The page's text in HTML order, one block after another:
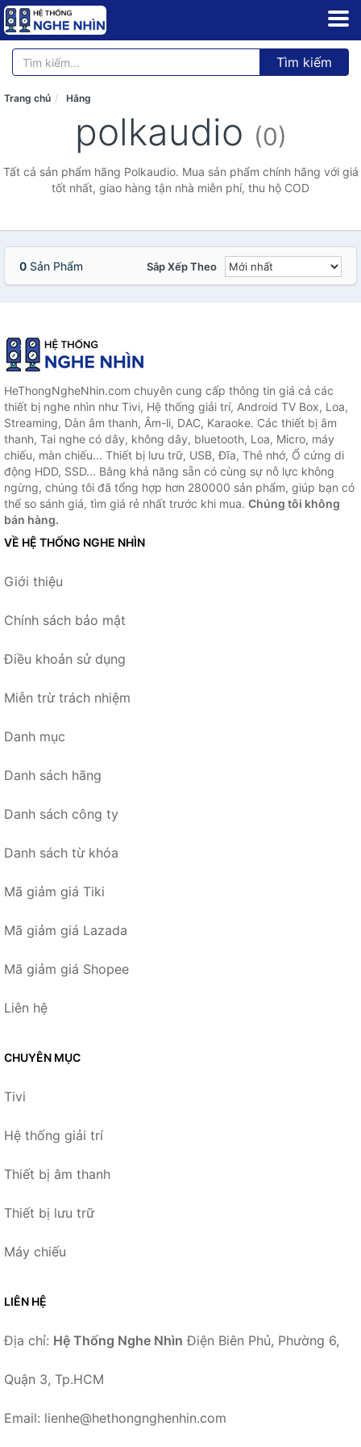
Tìm kiếm
Trang chủ Hãng
polkaudio (0)
Tất cả sản phẩm hãng Polkaudio. Mua sản phẩm chính hãng với giá
tốt nhất, giao hàng tận nhà miễn phí, thu hộ COD
0 Sản Phẩm Sắp Xếp Theo
HeThongNgheNhin.com chuyên cung cấp thông tin giá cả các
thiết bị nghe nhìn như Tivi, Hệ thống giải trí, Android TV Box, Loa,
Streaming, Dàn âm thanh, Âm-li, DAC, Karaoke. Các thiết bị âm
thanh, Tai nghe có dây, không dây, bluetooth, Loa, Micro, máy
chiếu, màn chiếu... Thiết bị lưu trữ, USB, Đĩa, Thẻ nhớ, Ổ cứng di
động HDD, SSD... Bằng khả năng sẵn có cùng sự nỗ lực không
ngừng, chúng tôi đã tổng hợp hơn 280000 sản phẩm, giúp bạn có
thể so sánh giá, tìm giá rẻ nhất trước khi mua. Chúng tôi không
bán hàng.
VỀ HỆ THỐNG NGHE NHÌN
Giới thiệu
Chính sách bảo mật
Điều khoản sử dụng
Miễn trừ trách nhiệm
Danh mục
Danh sách hãng
Danh sách công ty
Danh sách từ khóa
Mã giảm giá Tiki
Mã giảm giá Lazada
Mã giảm giá Shopee
Liên hệ
CHUYÊN MỤC
Tivi
Hệ thống giải trí
Thiết bị âm thanh
Thiết bị lưu trữ
Máy chiếu
LIÊN HỆ
Địa chỉ: Hệ Thống Nghe Nhìn Điện Biên Phủ, Phường 6,
Quận 3, Tp.HCM
Email: lienhe@hethongnghenhin.com